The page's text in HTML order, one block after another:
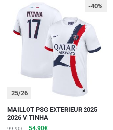
options
peuvent
être
du
25/26
-40%
MAILLOT PSG EXTERIEUR 2025
2026 VITINHA
99.90€
Le
54.90€Le
Ce
produit